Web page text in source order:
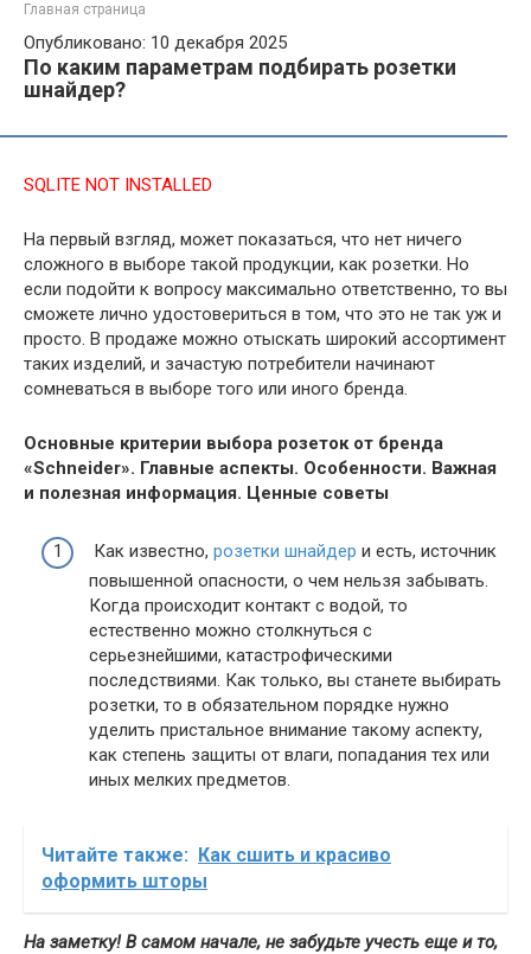
Главная страница
Опубликовано: 10 декабря 2025
По каким параметрам подбирать розетки
шнайдер?
SQLITE NOT INSTALLED
На первый взгляд, может показаться, что нет ничего
сложного в выборе такой продукции, как розетки. Но
если подойти к вопросу максимально ответственно, то вы
сможете лично удостовериться в том, что это не так уж и
просто. В продаже можно отыскать широкий ассортимент
таких изделий, и зачастую потребители начинают
сомневаться в выборе того или иного бренда.
Основные критерии выбора розеток от бренда
«Schneider». Главные аспекты. Особенности. Важная
и полезная информация. Ценные советы
Как известно, розетки шнайдер и есть, источник
повышенной опасности, о чем нельзя забывать.
Когда происходит контакт с водой, то
естественно можно столкнуться с
серьезнейшими, катастрофическими
последствиями. Как только, вы станете выбирать
розетки, то в обязательном порядке нужно
уделить пристальное внимание такому аспекту,
как степень защиты от влаги, попадания тех или
иных мелких предметов.
Читайте также: Как сшить и красиво
оформить шторы
На заметку! В самом начале, не забудьте учесть еще и то,